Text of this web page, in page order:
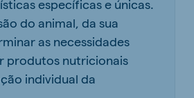
específicas e únicas.
do animal, da sua
as necessidades
produtos nutricionais
individual da